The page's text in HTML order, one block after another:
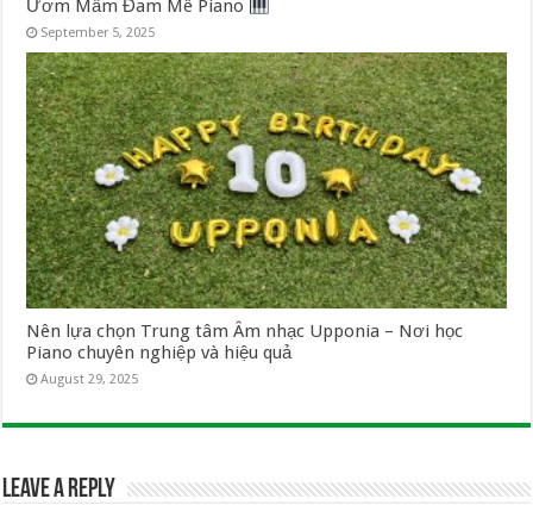
Ươm Mầm Đam Mê Piano
September 5, 2025
Nên lựa chọn Trung tâm Âm nhạc Upponia – Nơi học
Piano chuyên nghiệp và hiệu quả
August 29, 2025
Leave a Reply